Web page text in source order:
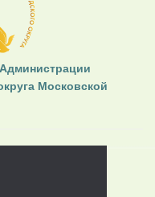
Московской